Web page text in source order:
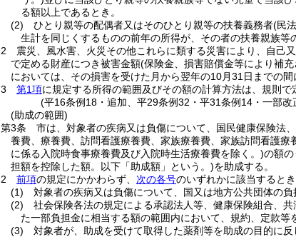
る額以上であるとき。
(2)
ひとり親等の配偶者又はそのひとり親等の扶養義務者(民法
生計を同じくするものの前年の所得が、その者の扶養親族等
2
震災、風水害、火災その他これらに類する災害により、自己
で定める財産につき被害金額(保険金、損害賠償金等により補
においては、その損害を受けた月から翌年の10月31日までの間
3
第1項に規定する所得の範囲及びその額の計算方法は、規則で
(平16条例18・追加、平29条例32・平31条例14・一部改
(助成の範囲)
第3条
市は、対象者の疾病又は負傷について、国民健康保険法
養費、療養費、訪問看護療養費、家族療養費、家族訪問看護
に係る入院時食事療養費及び入院時生活療養費を除く。)の額
担額を控除した額。以下「助成額」という。)を助成する。
2
前項の規定にかかわらず、 次の各号のいずれかに該当すると
(1)
対象者の疾病又は負傷について、国又は地方公共団体の
(2)
社会保険各法の規定による承認法人等、健康保険組合、
た一部負担金に相当する額の範囲内において、規約、定款等
(3)
対象者が、助成を受けて取得した薬剤等を助成の目的に